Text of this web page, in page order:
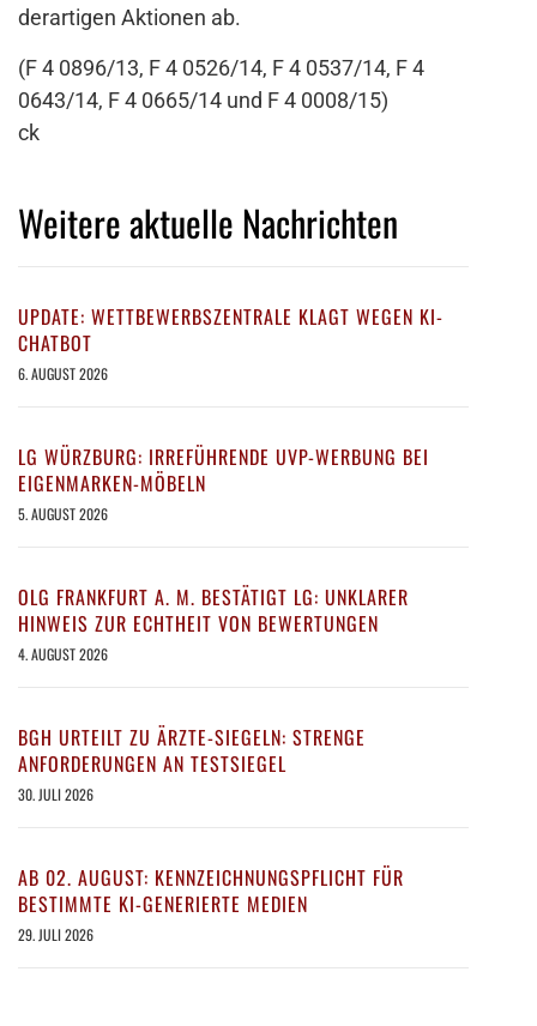
derartigen Aktionen ab.
(F 4 0896/13, F 4 0526/14, F 4 0537/14, F 4
0643/14, F 4 0665/14 und F 4 0008/15)
ck
Weitere aktuelle Nachrichten
UPDATE: WETTBEWERBSZENTRALE KLAGT WEGEN KI-
CHATBOT
6. AUGUST 2026
LG WÜRZBURG: IRREFÜHRENDE UVP-WERBUNG BEI
EIGENMARKEN-MÖBELN
5. AUGUST 2026
OLG FRANKFURT A. M. BESTÄTIGT LG: UNKLARER
HINWEIS ZUR ECHTHEIT VON BEWERTUNGEN
4. AUGUST 2026
BGH URTEILT ZU ÄRZTE-SIEGELN: STRENGE
ANFORDERUNGEN AN TESTSIEGEL
30. JULI 2026
AB 02. AUGUST: KENNZEICHNUNGSPFLICHT FÜR
BESTIMMTE KI-GENERIERTE MEDIEN
29. JULI 2026